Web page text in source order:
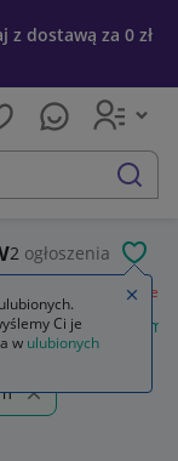
dostawą za 0 zł
szukaj
2 ogłoszenia
Koszule
koszule
Ci je
w ulubionych